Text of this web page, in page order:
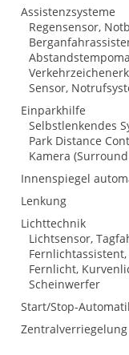
Assistenzsysteme
Regensensor,
Sensor,
Einparkhilfe
Selbstlenkendes
Park Distance
Kamera
Innenspiegel
Lenkung
Lichttechnik
Lichtsensor,
Fernlicht,
Scheinwerfer
Start/Stop-
Zentralverriegelung